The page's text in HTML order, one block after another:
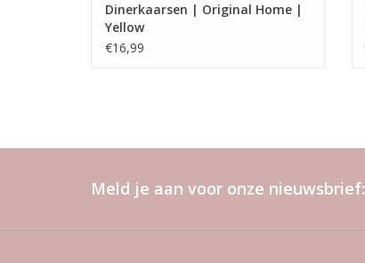
Dinerkaarsen | Original Home |
Yellow
€16,99
Meld je aan voor onze nieuwsbrief: